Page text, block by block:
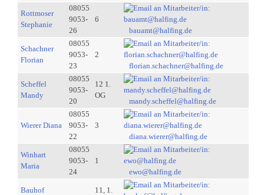
Rottmoser
Stephanie
08055
9053-
26
6
bauamt@halfing.de
Schachner
Florian
08055
9053-
23
2
florian.schachner@halfing.de
Scheffel
Mandy
08055
9053-
20
12 1.
OG
mandy.scheffel@halfing.de
Wierer Diana
08055
9053-
22
3
diana.wierer@halfing.de
Winhart
Maria
08055
9053-
24
1
ewo@halfing.de
Bauhof
11, 1.